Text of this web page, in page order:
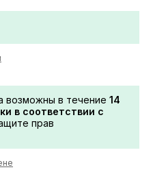
возможны в течение 14
в соответствии с
прав